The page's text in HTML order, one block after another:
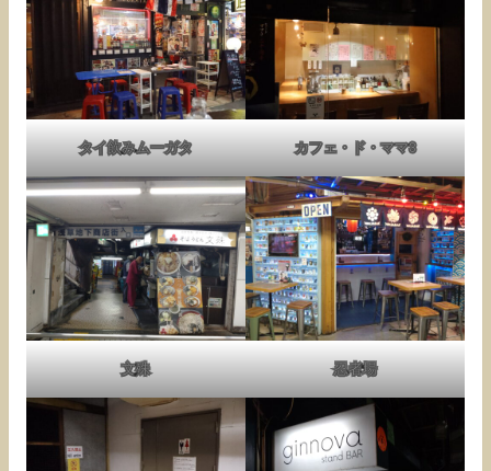
タイ飲みムーガタ カフェ・ド・ママ3
文殊 忍者場